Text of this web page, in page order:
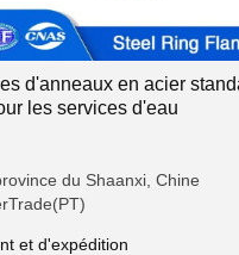
d'anneaux en acier
les services d'eau
du Shaanxi, Chine
et d'expédition